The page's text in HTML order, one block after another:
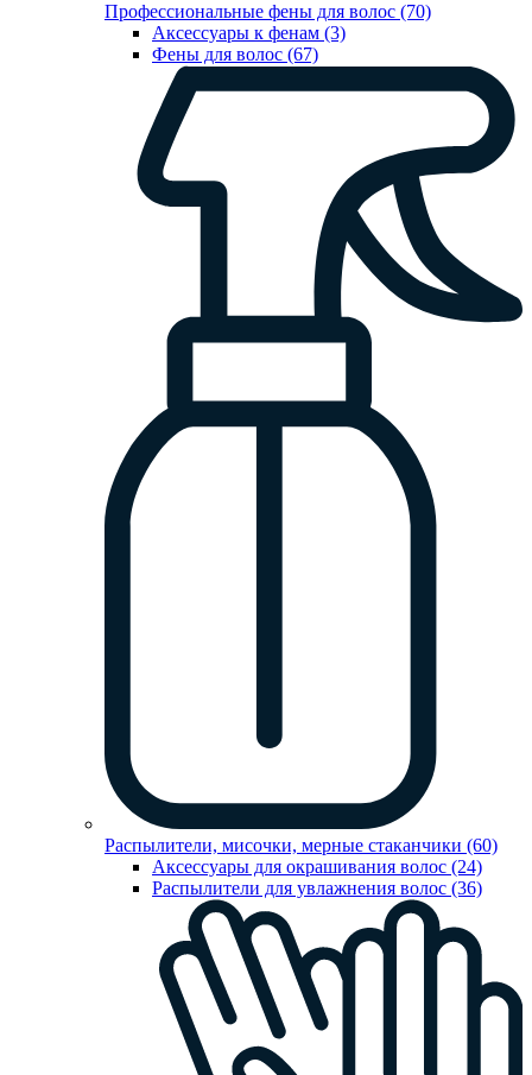
Профессиональные фены для волос (70)
Аксессуары к фенам (3)
Фены для волос (67)
Распылители, мисочки, мерные стаканчики (60)
Аксессуары для окрашивания волос (24)
Распылители для увлажнения волос (36)